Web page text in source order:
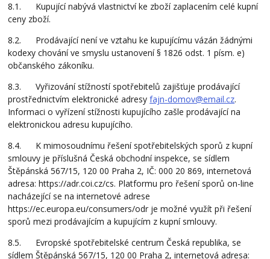
8.1. Kupující nabývá vlastnictví ke zboží zaplacením celé kupní
ceny zboží.
8.2. Prodávající není ve vztahu ke kupujícímu vázán žádnými
kodexy chování ve smyslu ustanovení § 1826 odst. 1 písm. e)
občanského zákoníku.
8.3. Vyřizování stížností spotřebitelů zajišťuje prodávající
prostřednictvím elektronické adresyfajn-domov@email.cz.
Informaci o vyřízení stížnosti kupujícího zašle prodávající na
elektronickou adresu kupujícího.
8.4. K mimosoudnímu řešení spotřebitelských sporů z kupní
smlouvy je příslušná Česká obchodní inspekce, se sídlem
Štěpánská 567/15, 120 00 Praha 2, IČ: 000 20 869, internetová
adresa: https://adr.coi.cz/cs. Platformu pro řešení sporů on-line
nacházející se na internetové adrese
https://ec.europa.eu/consumers/odr je možné využít při řešení
sporů mezi prodávajícím a kupujícím z kupní smlouvy.
8.5. Evropské spotřebitelské centrum Česká republika, se
sídlem Štěpánská 567/15, 120 00 Praha 2, internetová adresa: